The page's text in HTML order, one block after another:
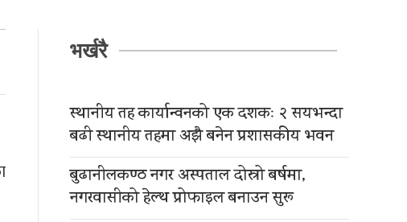
भर्खरै
स्थानीय तह कार्यान्वनको एक दशकः २ सयभन्दा
बढी स्थानीय तहमा अझै बनेन प्रशासकीय भवन
बुढानीलकण्ठ नगर अस्पताल दोस्रो बर्षमा,
नगरवासीको हेल्थ प्रोफाइल बनाउन सुरू